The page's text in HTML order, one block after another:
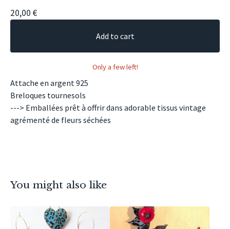
20,00 €
Add to cart
Only a few left!
Attache en argent 925
Breloques tournesols
---> Emballées prêt à offrir dans adorable tissus vintage
agrémenté de fleurs séchées
You might also like